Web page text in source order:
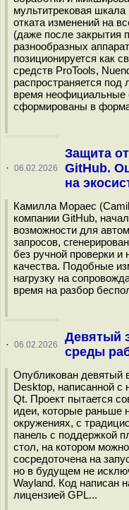
мультитрековая
отката изменений на
(даже после закрытия
разнообразных
позиционируется как
средств ProTools,
распространяется
время неофициальные
сформированы в
· 06.02.2026
Защита
GitHub.
на
Камилла Мораес
компании GitHub,
возможности для
запросов,
без ручной проверки и
качества. Подобные
нагрузку на
время на разбор
· 06.02.2026
Девятый
среды
Опубликован девятый
Desktop, написанной с
Qt. Проект пытается
идеи, которые раньше
окружениях, с
панель с поддержкой
стол, на котором
сосредоточена на
но в будущем не
Wayland. Код написан
лицензией GPL...